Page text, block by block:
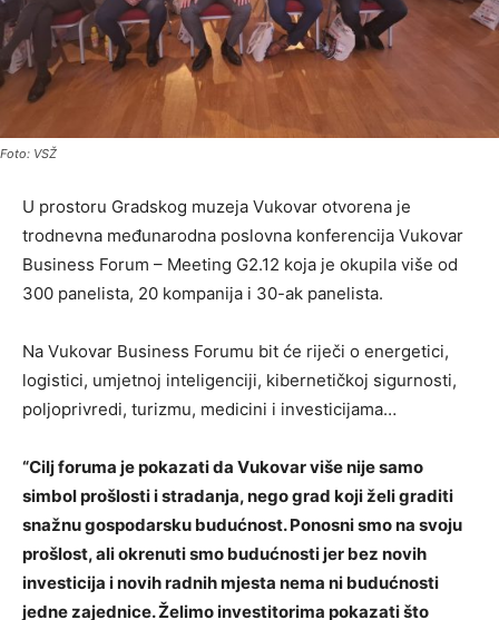
Foto: VSŽ
U prostoru Gradskog muzeja Vukovar otvorena je
trodnevna međunarodna poslovna konferencija Vukovar
Business Forum – Meeting G2.12 koja je okupila više od
300 panelista, 20 kompanija i 30-ak panelista.
Na Vukovar Business Forumu bit će riječi o energetici,
logistici, umjetnoj inteligenciji, kibernetičkoj sigurnosti,
poljoprivredi, turizmu, medicini i investicijama…
“Cilj foruma je pokazati da Vukovar više nije samo
simbol prošlosti i stradanja, nego grad koji želi graditi
snažnu gospodarsku budućnost. Ponosni smo na svoju
prošlost, ali okrenuti smo budućnosti jer bez novih
investicija i novih radnih mjesta nema ni budućnosti
jedne zajednice. Želimo investitorima pokazati što